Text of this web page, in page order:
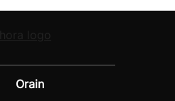
Orain